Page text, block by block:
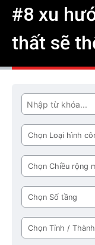
#8 xu
thất sẽ
Tìm
Loại
hình
công
trình
Chiều
rộng
mặt
tiền
Số
tầng
Tỉnh
/